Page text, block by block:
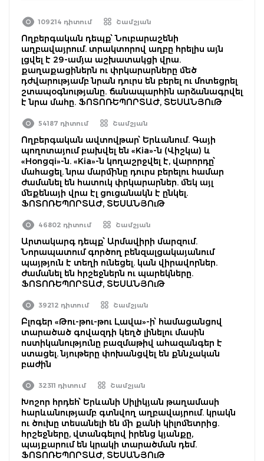
109214 դիտում Շամշյան
Ողբերգական դեպք՝ Նուբարաշենի
աղբավայրում. տրակտորով աղբը հրելիս այն
լցվել է 29-ամյա աշխատակցի վրա.
քաղաքացիներն ու փրկարարները մեծ
դժվարությամբ նրան դուրս են բերել ու մոտեցրել
շտապօգնությանը. ճանապարհին արձանագրվել
է նրա մահը. ՖՈՏՈՌԵՊՈՐՏԱԺ, ՏԵՍԱՆՅՈւԹ
54187 դիտում Շամշյան
Ողբերգական ավտովթար՝ Երևանում. Գայի
պողոտայում բախվել են «Kia»-ն (Վիշկա) և
«Hongqi»-ն. «Kia»-ն կողաշրջվել է, վարորդը՝
մահացել. նրա մարմինը դուրս բերելու համար
ժամանել են հատուկ փրկարարներ. մեկ այլ
մեքենայի վրա էլ ցուցանակն է ընկել.
ՖՈՏՈՌԵՊՈՐՏԱԺ, ՏԵՍԱՆՅՈւԹ
46802 դիտում Շամշյան
Արտակարգ դեպք՝ Արմավիրի մարզում.
Նորապատում գործող բենզալցակայանում
պայթյուն է տեղի ունեցել. կան վիրավորներ.
ժամանել են հրշեջներն ու պարեկները.
ՖՈՏՈՌԵՊՈՐՏԱԺ, ՏԵՍԱՆՅՈւԹ
39212 դիտում Շամշյան
Բլոգեր «Թու-թու-թու Լավա»-ի՝ համացանցով
տարածած գովազդի կեղծ լինելու մասին
ոստիկանությունը բազմաթիվ ահազանգեր է
ստացել. նյութերը փոխանցվել են քննչական
բաժին
32311 դիտում Շամշյան
Խոշոր հրդեհ՝ Երևանի Սիլիկյան թաղամասի
հարևանությամբ գտնվող աղբավայրում. կրակն
ու ծուխը տեսանելի են մի քանի կիլոմետրից.
հրշեջները, վտանգելով իրենց կյանքը,
պայքարում են կրակի տարածման դեմ.
ՖՈՏՈՌԵՊՈՐՏԱԺ, ՏԵՍԱՆՅՈւԹ